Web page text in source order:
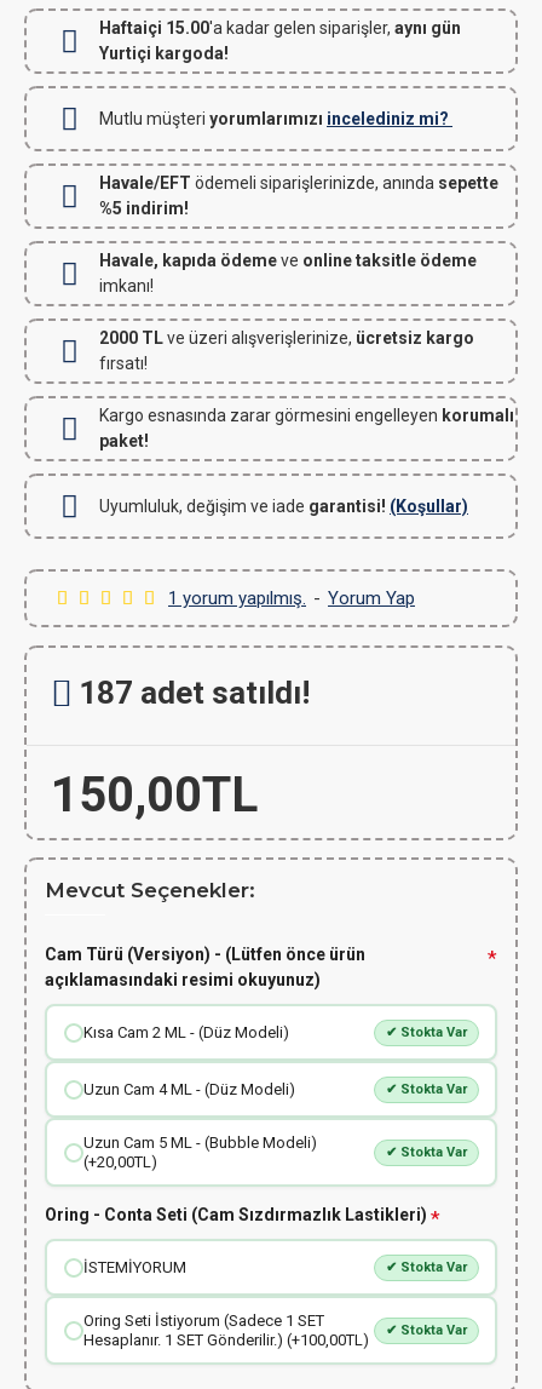
Haftaiçi 15.00'a kadar gelen siparişler, aynı gün
Yurtiçi kargoda!
Mutlu müşteri yorumlarımızı incelediniz mi?
Havale/EFT ödemeli siparişlerinizde, anında sepette
%5 indirim!
Havale, kapıda ödemeve online taksitle ödeme
imkanı!
2000 TLve üzeri alışverişlerinize, ücretsiz kargo
fırsatı!
Kargo esnasında zarar görmesini engelleyen korumalı
paket!
Uyumluluk, değişim ve iade garantisi! (Koşullar)
1 yorum yapılmış. - Yorum Yap
150,00TL
187 adet satıldı!
Mevcut Seçenekler:
Cam Türü (Versiyon) - (Lütfen önce ürün
açıklamasındaki resimi okuyunuz)
Kısa Cam 2 ML - (Düz Modeli) ✔ Stokta Var
Uzun Cam 4 ML - (Düz Modeli) ✔ Stokta Var
Uzun Cam 5 ML - (Bubble Modeli)
(+20,00TL)
✔ Stokta Var
Oring - Conta Seti (Cam Sızdırmazlık Lastikleri)
İSTEMİYORUM ✔ Stokta Var
Oring Seti İstiyorum (Sadece 1 SET
Hesaplanır. 1 SET Gönderilir.) (+100,00TL)
✔ Stokta Var